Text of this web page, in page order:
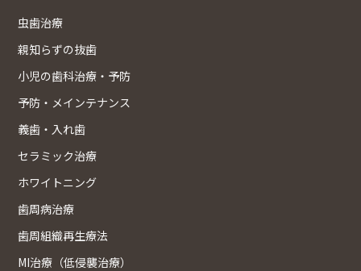
虫歯治療
親知らずの抜歯
小児の歯科治療・予防
予防・メインテナンス
義歯・入れ歯
セラミック治療
ホワイトニング
歯周病治療
歯周組織再生療法
MI治療（低侵襲治療）